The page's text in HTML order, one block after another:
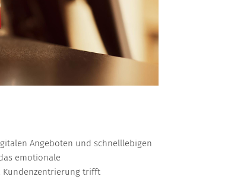
Angeboten und schnelllebigen
emotionale
Kundenzentrierung trifft